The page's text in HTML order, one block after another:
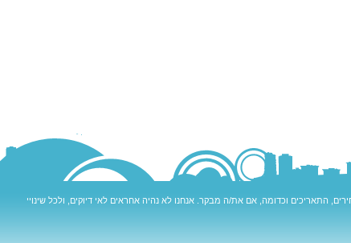
התאריכים וכדומה, אם את/ה מבקר. אנחנו לא נהיה אחראים לאי דיוקים, ולכל שינויי